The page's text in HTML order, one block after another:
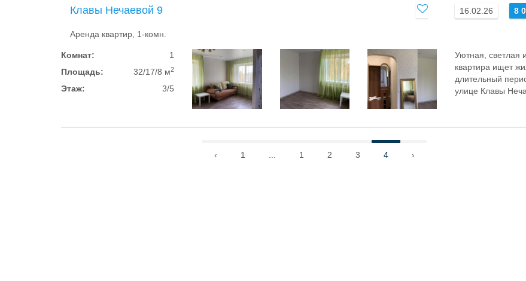
Клавы Нечаевой 9
Аренда квартир, 1-комн.
16.02.26 8
Комнат:
1
Площадь:
32/17/8 м2
Этаж: 3/5
Уютная, светлая
квартира ищет
длительный
улице Клавы
‹ 1 1 2 3 4 ›